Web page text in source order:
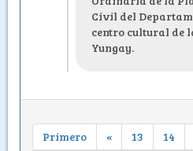
Civil del
centro cultural de
Yungay.
Primero « 13 14